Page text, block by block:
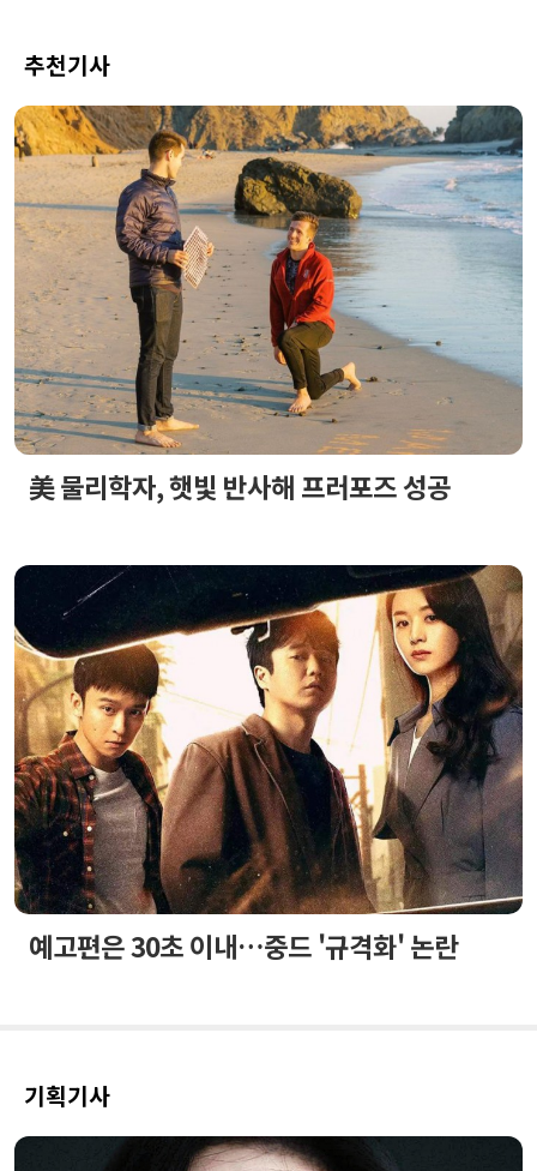
추천기사
美 물리학자, 햇빛 반사해 프러포즈 성공
예고편은 30초 이내…중드 '규격화' 논란
기획기사